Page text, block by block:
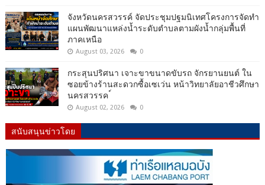
จังหวัดนครสวรรค์ จัดประชุมปฐมนิเทศโครงการจัดทำ
แผนพัฒนาแหล่งน้ำระดับตำบลตามผังน้ำกลุ่มพื้นที่
ภาคเหนือ
August 03, 2026 0
กระสุนปริศนา เจาะขาขนาดขับรถ จักรยานยนต์ ใน
ซอยข้างร้านสะดวกซื้อเซเว่น หน้าวิทยาลัยอาชีวศึกษา
นครสวรรค ์
August 02, 2026 0
สนับสนุนข่าวโดย